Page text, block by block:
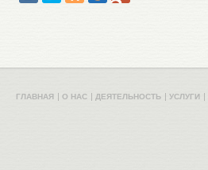
ГЛАВНАЯ О НАС ДЕЯТЕЛЬНОСТЬ УСЛУГИ